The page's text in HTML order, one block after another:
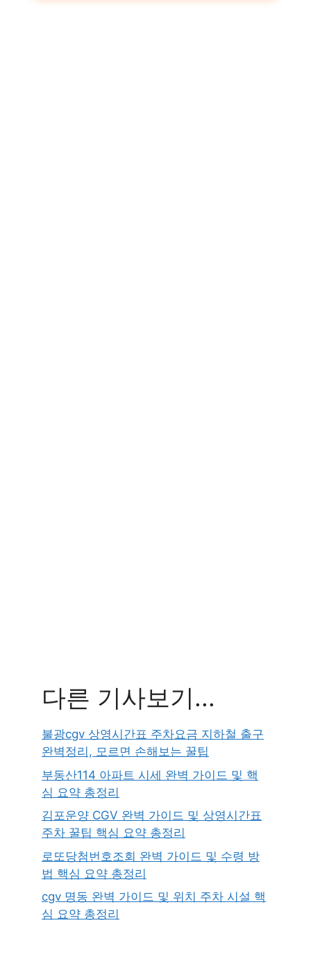
다른 기사보기...
불광cgv 상영시간표 주차요금 지하철 출구
완벽정리, 모르면 손해보는 꿀팁
부동산114 아파트 시세 완벽 가이드 및 핵
심 요약 총정리
김포운양 CGV 완벽 가이드 및 상영시간표
주차 꿀팁 핵심 요약 총정리
로또당첨번호조회 완벽 가이드 및 수령 방
법 핵심 요약 총정리
cgv 명동 완벽 가이드 및 위치 주차 시설 핵
심 요약 총정리